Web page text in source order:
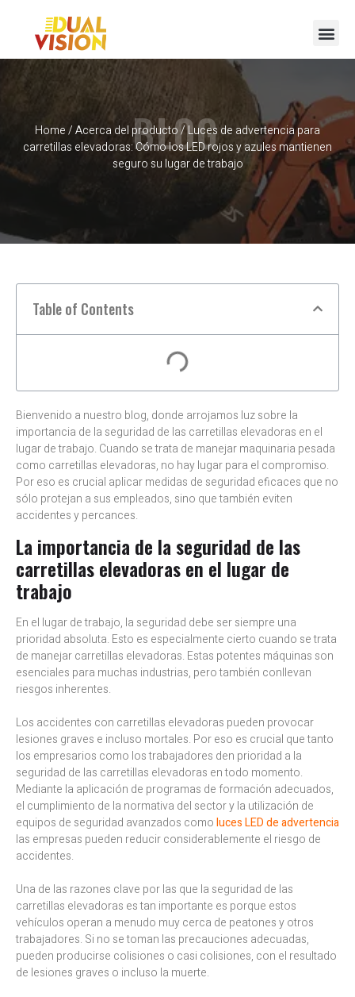
Home/Acerca del producto/ Luces de advertencia para
carretillas elevadoras: Cómo los LED rojos y azules mantienen
seguro su lugar de trabajo
BLOG
Table of Contents
Bienvenido a nuestro blog, donde arrojamos luz sobre la
importancia de la seguridad de las carretillas elevadoras en el
lugar de trabajo. Cuando se trata de manejar maquinaria pesada
como carretillas elevadoras, no hay lugar para el compromiso.
Por eso es crucial aplicar medidas de seguridad eficaces que no
sólo protejan a sus empleados, sino que también eviten
accidentes y percances.
La importancia de la seguridad de las
carretillas elevadoras en el lugar de
trabajo
En el lugar de trabajo, la seguridad debe ser siempre una
prioridad absoluta. Esto es especialmente cierto cuando se trata
de manejar carretillas elevadoras. Estas potentes máquinas son
esenciales para muchas industrias, pero también conllevan
riesgos inherentes.
Los accidentes con carretillas elevadoras pueden provocar
lesiones graves e incluso mortales. Por eso es crucial que tanto
los empresarios como los trabajadores den prioridad a la
seguridad de las carretillas elevadoras en todo momento.
Mediante la aplicación de programas de formación adecuados,
el cumplimiento de la normativa del sector y la utilización de
equipos de seguridad avanzados comoluces LED de advertencia
las empresas pueden reducir considerablemente el riesgo de
accidentes.
Una de las razones clave por las que la seguridad de las
carretillas elevadoras es tan importante es porque estos
vehículos operan a menudo muy cerca de peatones y otros
trabajadores. Si no se toman las precauciones adecuadas,
pueden producirse colisiones o casi colisiones, con el resultado
de lesiones graves o incluso la muerte.